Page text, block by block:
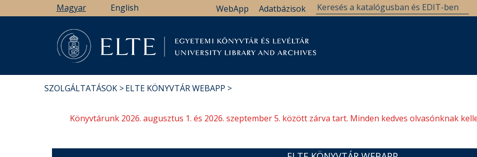
a
Magyar English Adatbázisok
WebApp
SZOLGÁLTATÁSOK ELTE KÖNYVTÁR WEBAPP
Könyvtárunk 2026. augusztus 1. és 2026. szeptember 5. között zárva tart. Minden kedves olvasónknak